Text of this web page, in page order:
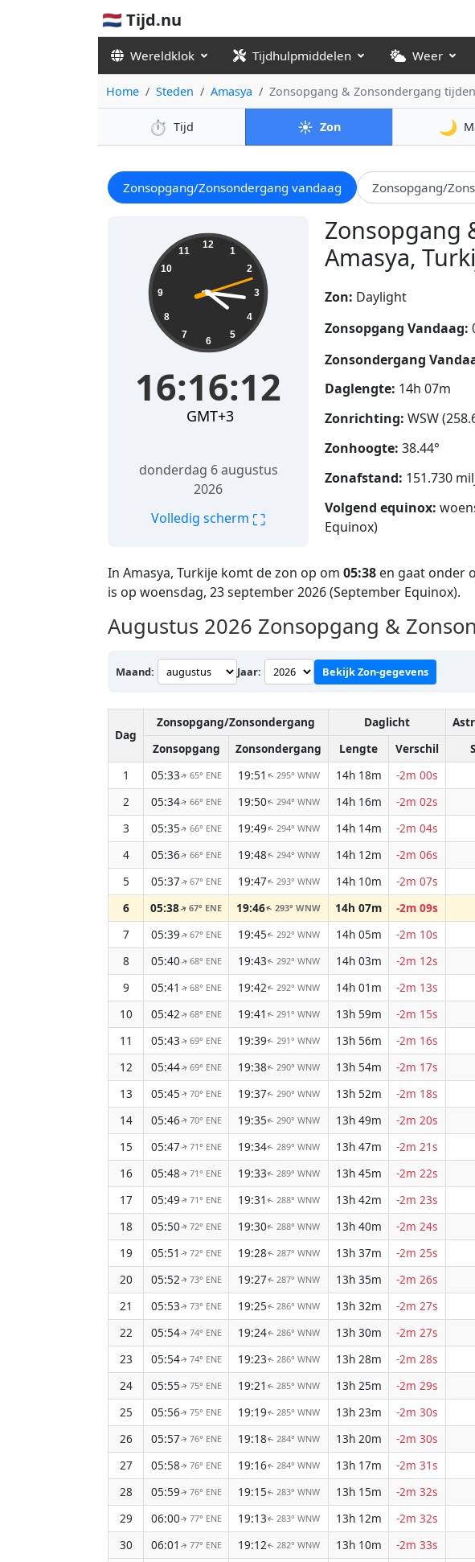
🇳🇱 Tijd.nu
Wereldklok Tijdhulpmiddelen Weer
Home Steden Amasya Zonsopgang & Zonsondergang tijden
⏱️ Tijd ☀️ Zon 🌙
Zonsopgang/Zonsondergang vandaag Zonsopgang/
Zonsopgang
Amasya,
16:16:13 12
1
2
3
4
5
6
7
8
9
10
11
16:16:13
GMT+3
donderdag 6 augustus
2026
Volledig scherm ⛶
Zon: Daylight
Zonsopgang Vandaag:
Zonsondergang
Daglengte: 14h 07m
Zonrichting: WSW
Zonhoogte: 38.44°
Zonafstand: 151.730
Volgend equinox:
Equinox)
In Amasya, Turkije komt de zon op om 05:38 en gaat onder
is op woensdag, 23 september 2026 (September Equinox).
Augustus 2026 Zonsopgang &
Maand: Jaar: Bekijk Zon-gegevens
Dag
Zonsopgang/Zonsondergang Daglicht
Zonsopgang
Zonsondergang Lengte Verschil
1
05:33↑ 65° ENE 19:51 ↑ 295° WNW 14h 18m -2m 00s
2
05:34↑ 66° ENE 19:50↑ 294° WNW 14h 16m -2m 02s
3
05:35↑ 66° ENE 19:49↑ 294° WNW 14h 14m -2m 04s
4
05:36↑ 66° ENE 19:48↑ 294° WNW 14h 12m -2m 06s
5
05:37↑ 67° ENE 19:47↑ 293° WNW 14h 10m -2m 07s
6
05:38↑67° ENE 19:46↑293° WNW 14h 07m -2m 09s
7
05:39↑ 67° ENE 19:45↑ 292° WNW 14h 05m -2m 10s
8
05:40↑ 68° ENE 19:43↑ 292° WNW 14h 03m -2m 12s
9
05:41 ↑ 68° ENE 19:42↑ 292° WNW 14h 01m -2m 13s
10
05:42↑ 68° ENE 19:41 ↑ 291° WNW 13h 59m -2m 15s
11
05:43↑ 69° ENE 19:39↑ 291° WNW 13h 56m -2m 16s
12
05:44↑ 69° ENE 19:38↑ 290° WNW 13h 54m -2m 17s
13
05:45↑ 70° ENE 19:37↑ 290° WNW 13h 52m -2m 18s
14
05:46↑ 70° ENE 19:35↑ 290° WNW 13h 49m -2m 20s
15
05:47↑ 71° ENE 19:34↑ 289° WNW 13h 47m -2m 21s
16
05:48↑ 71° ENE 19:33↑ 289° WNW 13h 45m -2m 22s
17
05:49↑ 71° ENE 19:31 ↑ 288° WNW 13h 42m -2m 23s
18
05:50↑ 72° ENE 19:30↑ 288° WNW 13h 40m -2m 24s
19
05:51 ↑ 72° ENE 19:28↑ 287° WNW 13h 37m -2m 25s
20
05:52↑ 73° ENE 19:27↑ 287° WNW 13h 35m -2m 26s
21
05:53↑ 73° ENE 19:25↑ 286° WNW 13h 32m -2m 27s
22
05:54↑ 74° ENE 19:24↑ 286° WNW 13h 30m -2m 27s
23
05:54↑ 74° ENE 19:23↑ 286° WNW 13h 28m -2m 28s
24
05:55↑ 75° ENE 19:21 ↑ 285° WNW 13h 25m -2m 29s
25
05:56↑ 75° ENE 19:19↑ 285° WNW 13h 23m -2m 30s
26
05:57↑ 76° ENE 19:18↑ 284° WNW 13h 20m -2m 30s
27
05:58↑ 76° ENE 19:16↑ 284° WNW 13h 17m -2m 31s
28
05:59↑ 76° ENE 19:15↑ 283° WNW 13h 15m -2m 32s
29
06:00↑ 77° ENE 19:13↑ 283° WNW 13h 12m -2m 32s
30
06:01 ↑ 77° ENE 19:12↑ 282° WNW 13h 10m -2m 33s